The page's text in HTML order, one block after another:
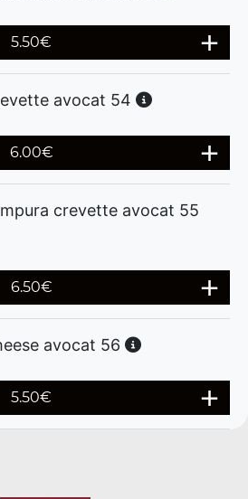
5.50€
avocat 54
6.00€
crevette avocat 55
6.50€
avocat 56
5.50€